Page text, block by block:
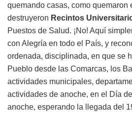
quemando casas, como quemaron
destruyeron Recintos
Puestos de Salud. ¡No! Aquí
con Alegría en todo el País, y
ordenada, disciplinada, en que se
Pueblo desde las Comarcas, los
actividades municipales,
actividades de anoche, en el Día
anoche, esperando la llegada del